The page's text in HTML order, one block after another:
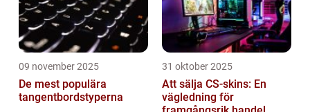
09 november 2025
De mest populära
tangentbordstyperna
31 oktober 2025
Att sälja CS-skins: En
vägledning för